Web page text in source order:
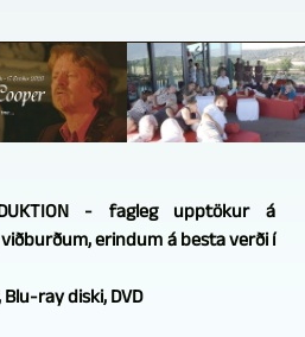
- fagleg upptökur á
erindum á besta verði í
ray diski, DVD